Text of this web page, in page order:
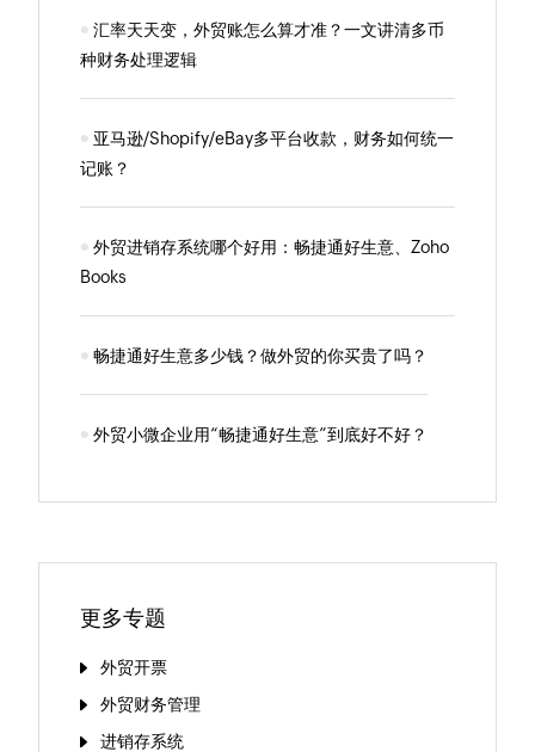
汇率天天变，外贸账怎么算才准？一文讲清多币
种财务处理逻辑
亚马逊/Shopify/eBay多平台收款，财务如何统一
记账？
外贸进销存系统哪个好用：畅捷通好生意、Zoho
Books
畅捷通好生意多少钱？做外贸的你买贵了吗？
外贸小微企业用“畅捷通好生意”到底好不好？
更多专题
外贸开票
外贸财务管理
进销存系统